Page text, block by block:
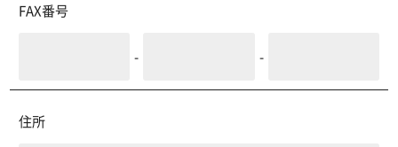
FAX番号
- -
住所